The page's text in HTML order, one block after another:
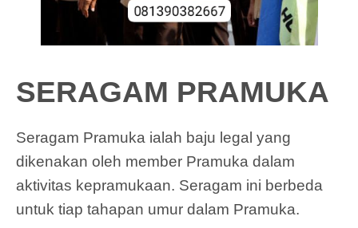
SERAGAM PRAMUKA
Seragam Pramuka ialah baju legal yang
dikenakan oleh member Pramuka dalam
aktivitas kepramukaan. Seragam ini berbeda
untuk tiap tahapan umur dalam Pramuka.